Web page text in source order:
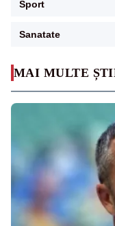
MAI MULTE
Sport
Sanatate